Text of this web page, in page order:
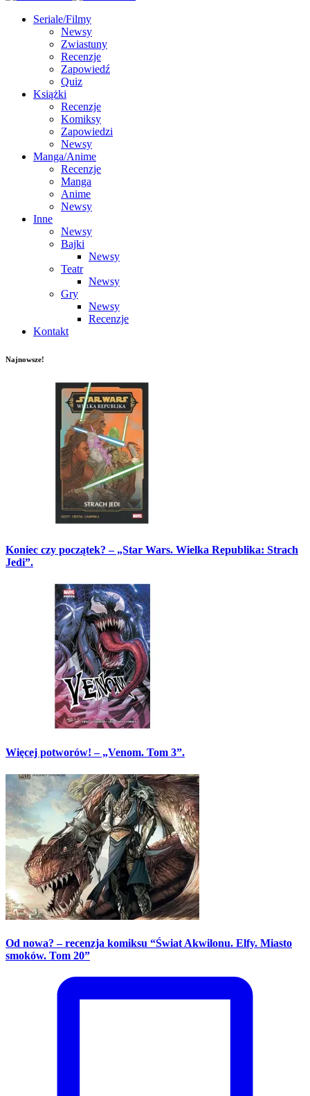
Seriale/Filmy
Newsy
Zwiastuny
Recenzje
Zapowiedź
Quiz
Książki
Recenzje
Komiksy
Zapowiedzi
Newsy
Manga/Anime
Recenzje
Manga
Anime
Newsy
Inne
Newsy
Bajki
Newsy
Teatr
Newsy
Gry
Newsy
Recenzje
Kontakt
Najnowsze!
Koniec czy początek? – „Star Wars. Wielka Republika: Strach
Jedi”.
Więcej potworów! – „Venom. Tom 3”.
Od nowa? – recenzja komiksu “Świat Akwilonu. Elfy. Miasto
smoków. Tom 20”